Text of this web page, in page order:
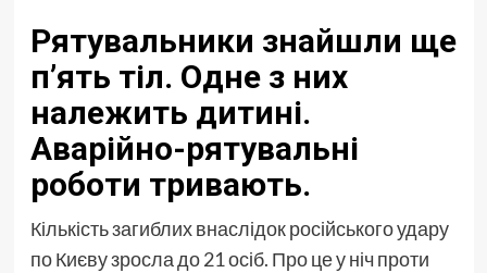
Рятувальники знайшли ще
п’ять тіл. Одне з них
належить дитині.
Аварійно-рятувальні
роботи тривають.
Кількість загиблих внаслідок російського удару
по Києву зросла до 21 осіб. Про це у ніч проти